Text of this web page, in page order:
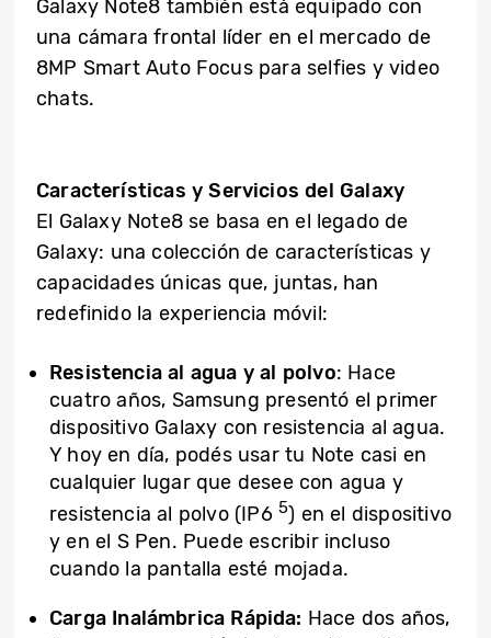
Galaxy Note8 también está equipado con
una cámara frontal líder en el mercado de
8MP Smart Auto Focus para selfies y video
chats.
Características y Servicios del Galaxy
El Galaxy Note8 se basa en el legado de
Galaxy: una colección de características y
capacidades únicas que, juntas, han
redefinido la experiencia móvil:
Resistencia al agua y al polvo: Hace
cuatro años, Samsung presentó el primer
dispositivo Galaxy con resistencia al agua.
Y hoy en día, podés usar tu Note casi en
cualquier lugar que desee con agua y
resistencia al polvo (IP6 5) en el dispositivo
y en el S Pen. Puede escribir incluso
cuando la pantalla esté mojada.
Carga Inalámbrica Rápida: Hace dos años,